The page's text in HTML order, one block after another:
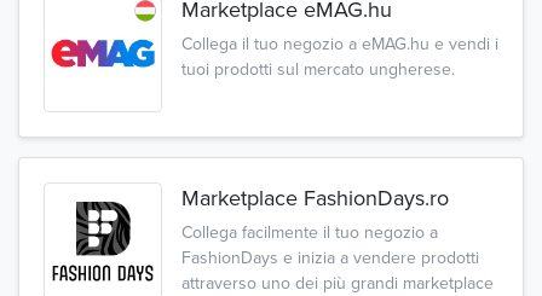
Marketplace eMAG.hu
Collega il tuo negozio a eMAG.hu e vendi i
tuoi prodotti sul mercato ungherese.
Marketplace FashionDays.ro
Collega facilmente il tuo negozio a
FashionDays e inizia a vendere prodotti
attraverso uno dei più grandi marketplace